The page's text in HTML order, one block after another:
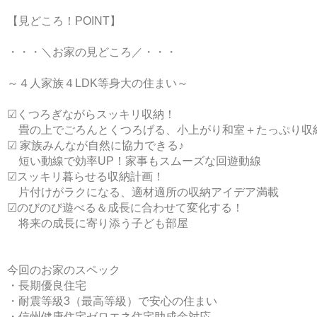
【見どころ！POINT】
・・・＼お家の見どころ／・・・
～４人家族４LDK等身大の住まい～
☑くつろぎながらスッキリ収納！
畳の上でごろんとくつろげる、小上がり和室＋たっぷり収
☑ 家族みんなが自然に協力できる♪
短い動線で効率UP！家事もスムーズな回遊動線
☑スッキリ暮らせる収納計画！
片付けがラクになる、適材適所の収納アイデア満載
☑のびのび遊べる＆成長に合わせて変化する！
将来の成長に寄り添う子ども部屋
今回のお家のスペック
・長期優良住宅
・耐震等級3（最高等級）で安心の住まい